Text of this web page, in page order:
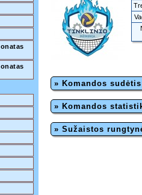
» Komandos sudėtis
» Komandos
» Sužaistos